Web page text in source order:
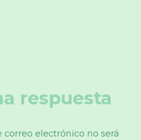
respuesta
correo electrónico no será